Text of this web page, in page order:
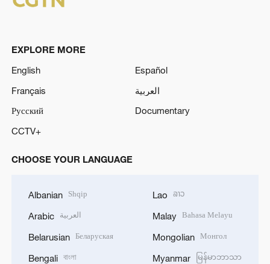
EXPLORE MORE
English
Español
Français
العربية
Русский
Documentary
CCTV+
CHOOSE YOUR LANGUAGE
Albanian Shqip
Arabic العربية
Belarusian Беларуская
Bengali বাংলা
Lao ລາວ
Malay Bahasa Melayu
Mongolian Монгол
Myanmar မြန်မာဘာသာ